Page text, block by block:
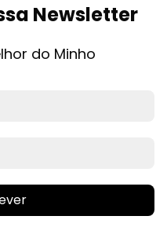
Newsletter
do Minho